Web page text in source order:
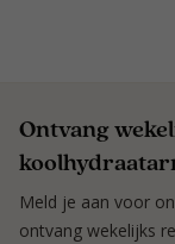
Ontvang
Meld je aan voor
ontvang wekelijks